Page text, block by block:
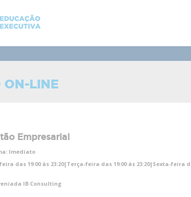
ON-LINE
Empresarial
Imediato
das 19:00 às 23:20|Terça-feira das 19:00 às 23:20|Sexta-feira
IB Consulting